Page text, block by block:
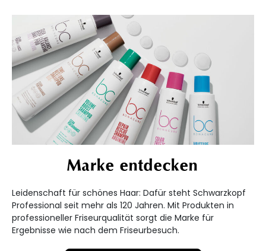
Marke entdecken
Leidenschaft für schönes Haar: Dafür steht Schwarzkopf
Professional seit mehr als 120 Jahren. Mit Produkten in
professioneller Friseurqualität sorgt die Marke für
Ergebnisse wie nach dem Friseurbesuch.